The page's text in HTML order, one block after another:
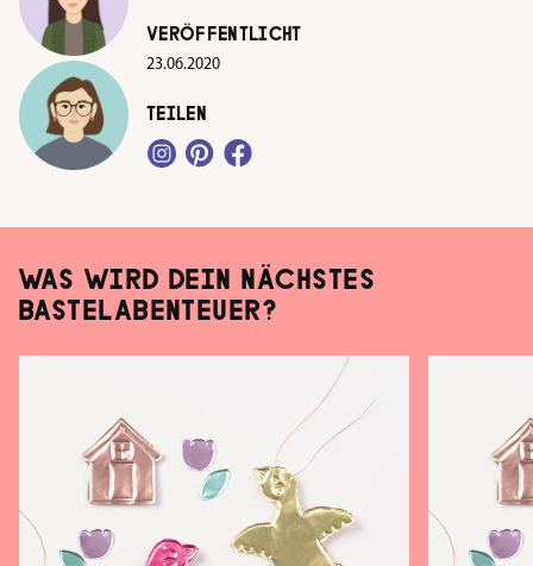
VERÖFFENTLICHT
23.06.2020
TEILEN
WAS WIRD DEIN NÄCHSTES
BASTELABENTEUER?